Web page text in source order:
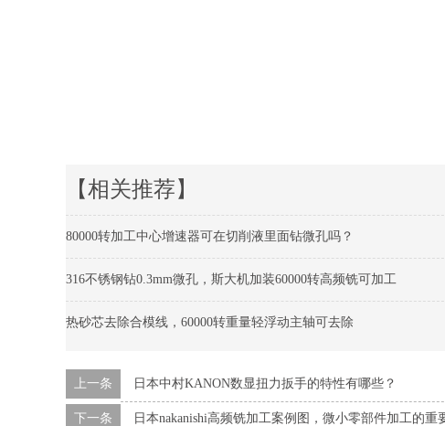
【相关推荐】
80000转加工中心增速器可在切削液里面钻微孔吗？
316不锈钢钻0.3mm微孔，斯大机加装60000转高频铣可加工
热砂芯去除合模线，60000转重量轻浮动主轴可去除
上一条 日本中村KANON数显扭力扳手的特性有哪些？
下一条 日本nakanishi高频铣加工案例图，微小零部件加工的重